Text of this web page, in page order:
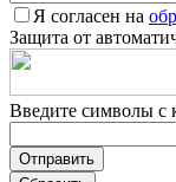
Я согласен на
Защита от
Введите символы с